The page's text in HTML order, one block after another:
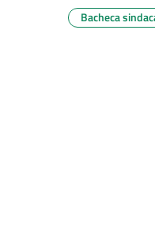
Bacheca